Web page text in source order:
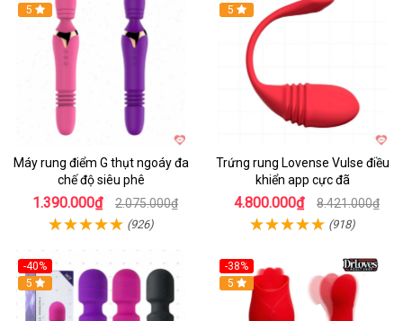
Hot
5
Máy rung điểm G thụt ngoáy đa
chế độ siêu phê
1.390.000₫ 2.075.000₫
(926)
Hot
5
Trứng rung Lovense Vulse điều
khiển app cực đã
4.800.000₫ 8.421.000₫
(918)
-40%
5
-38%
Hot
5